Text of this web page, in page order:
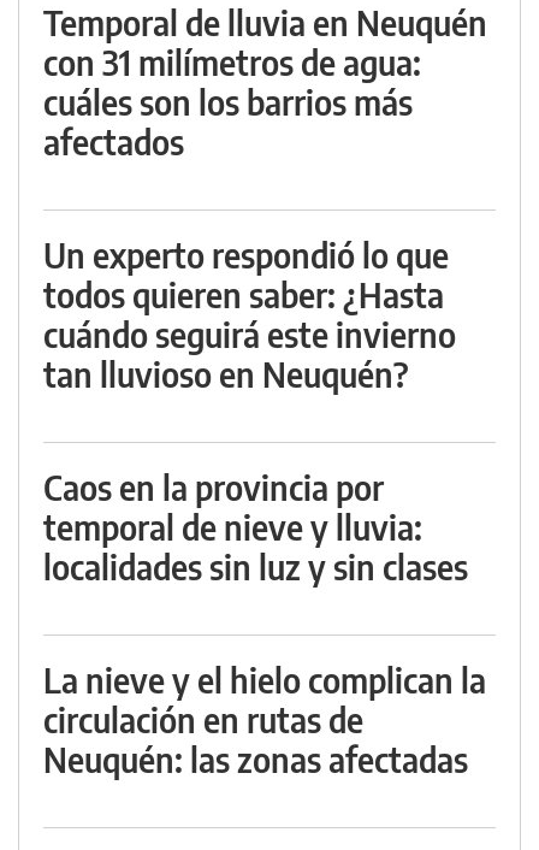
Temporal de lluvia en Neuquén
con 31 milímetros de agua:
cuáles son los barrios más
afectados
Un experto respondió lo que
todos quieren saber: ¿Hasta
cuándo seguirá este invierno
tan lluvioso en Neuquén?
Caos en la provincia por
temporal de nieve y lluvia:
localidades sin luz y sin clases
La nieve y el hielo complican la
circulación en rutas de
Neuquén: las zonas afectadas